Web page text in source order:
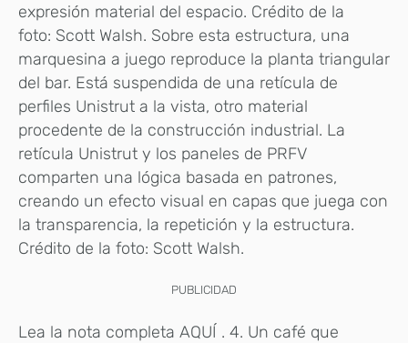
expresión material del espacio. Crédito de la
foto: Scott Walsh. Sobre esta estructura, una
marquesina a juego reproduce la planta triangular
del bar. Está suspendida de una retícula de
perfiles Unistrut a la vista, otro material
procedente de la construcción industrial. La
retícula Unistrut y los paneles de PRFV
comparten una lógica basada en patrones,
creando un efecto visual en capas que juega con
la transparencia, la repetición y la estructura.
Crédito de la foto: Scott Walsh.
PUBLICIDAD
Lea la nota completa AQUÍ . 4. Un café que